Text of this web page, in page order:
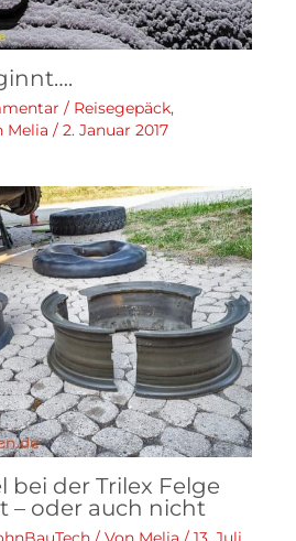
/ Reisegepäck,
Melia / 2. Januar 2017
bei der Trilex Felge
– oder auch nicht